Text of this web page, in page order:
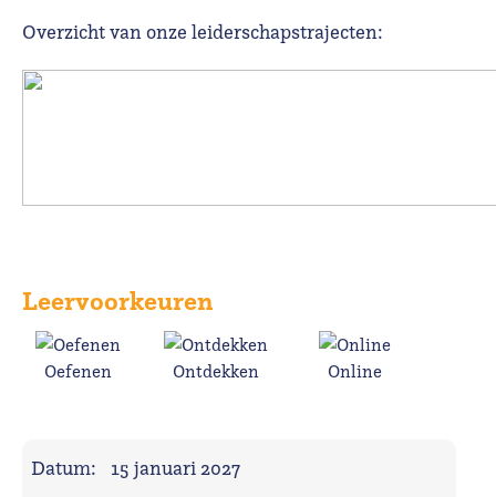
Overzicht van onze leiderschapstrajecten:
Leervoorkeuren
Oefenen Ontdekken Online
Datum: 15 januari 2027